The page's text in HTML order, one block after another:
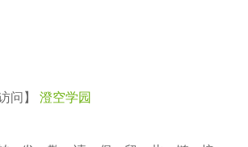
问】 澄空学园